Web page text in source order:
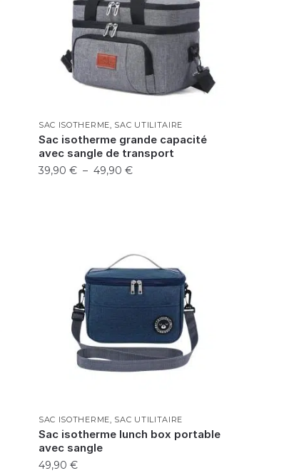
SAC ISOTHERME SAC UTILITAIRE
Sac isotherme grande capacité
avec sangle de transport
39,90 € – 49,90 €
SAC ISOTHERME, SAC UTILITAIRE
Sac isotherme lunch box portable
avec sangle
49,90 €